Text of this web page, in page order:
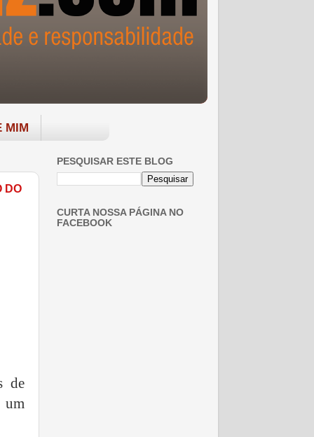
MIM
DO
de
um
PESQUISAR ESTE BLOG
CURTA NOSSA PÁGINA NO
FACEBOOK